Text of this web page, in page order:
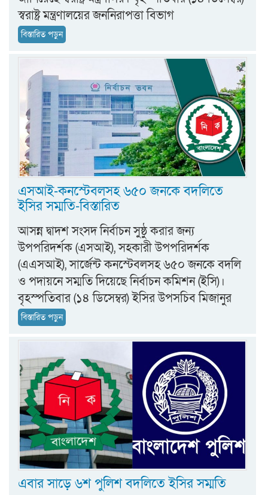
স্বরাষ্ট্র মন্ত্রণালয়ের জননিরাপত্তা বিভাগ
বিস্তারিত পড়ুন
এসআই-কনস্টেবলসহ ৬৫০ জনকে বদলিতে
ইসির সম্মতি-বিস্তারিত
আসন্ন দ্বাদশ সংসদ নির্বাচন সুষ্ঠু করার জন্য
উপপরিদর্শক (এসআই), সহকারী উপপরিদর্শক
(এএসআই), সার্জেন্ট কনস্টেবলসহ ৬৫০ জনকে বদলি
ও পদায়নে সম্মতি দিয়েছে নির্বাচন কমিশন (ইসি)।
বৃহস্পতিবার (১৪ ডিসেম্বর) ইসির উপসচিব মিজানুর
বিস্তারিত পড়ুন
এবার সাড়ে ৬শ পুলিশ বদলিতে ইসির সম্মতি